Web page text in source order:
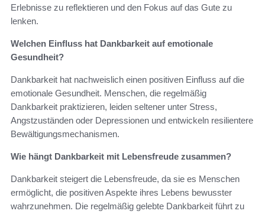
Erlebnisse zu reflektieren und den Fokus auf das Gute zu
lenken.
Welchen Einfluss hat Dankbarkeit auf emotionale
Gesundheit?
Dankbarkeit hat nachweislich einen positiven Einfluss auf die
emotionale Gesundheit. Menschen, die regelmäßig
Dankbarkeit praktizieren, leiden seltener unter Stress,
Angstzuständen oder Depressionen und entwickeln resilientere
Bewältigungsmechanismen.
Wie hängt Dankbarkeit mit Lebensfreude zusammen?
Dankbarkeit steigert die Lebensfreude, da sie es Menschen
ermöglicht, die positiven Aspekte ihres Lebens bewusster
wahrzunehmen. Die regelmäßig gelebte Dankbarkeit führt zu